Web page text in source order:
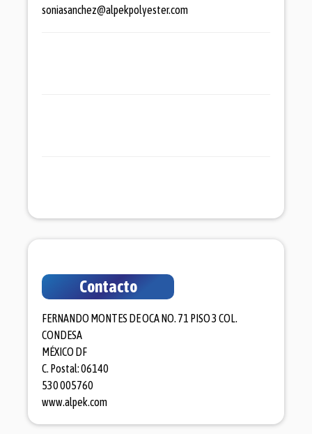
soniasanchez@alpekpolyester.com
Contacto
FERNANDO MONTES DE OCA NO. 71 PISO 3 COL.
CONDESA
MÉXICO DF
C. Postal: 06140
530 005760
www.alpek.com